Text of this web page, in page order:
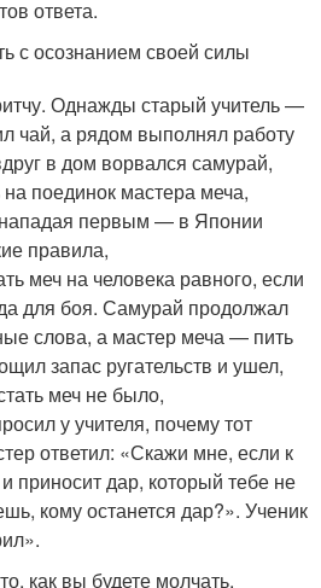
ответа.
с осознанием своей силы
Однажды старый учитель —
чай, а рядом выполнял работу
в дом ворвался самурай,
поединок мастера меча,
нападая первым — в Японии
правила,
меч на человека равного, если
для боя. Самурай продолжал
слова, а мастер меча — пить
запас ругательств и ушел,
меч не было,
у учителя, почему тот
ответил: «Скажи мне, если к
приносит дар, который тебе не
кому останется дар?». Ученик
как вы будете молчать.